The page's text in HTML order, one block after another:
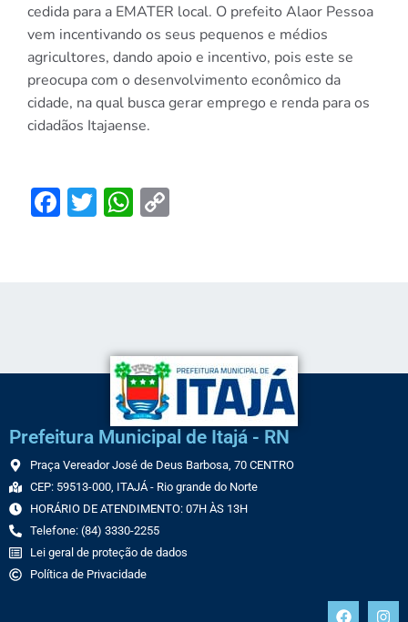
cedida para a EMATER local. O prefeito Alaor Pessoa
vem incentivando os seus pequenos e médios
agricultores, dando apoio e incentivo, pois este se
preocupa com o desenvolvimento econômico da
cidade, na qual busca gerar emprego e renda para os
cidadãos Itajaense.
Facebook
TwitterWhatsApp
Prefeitura Municipal de Itajá - RN
Praça Vereador José de Deus Barbosa, 70 CENTRO
CEP: 59513-000, ITAJÁ - Rio grande do Norte
HORÁRIO DE ATENDIMENTO: 07H ÀS 13H
Telefone: (84) 3330-2255
Lei geral de proteção de dados
Política de Privacidade